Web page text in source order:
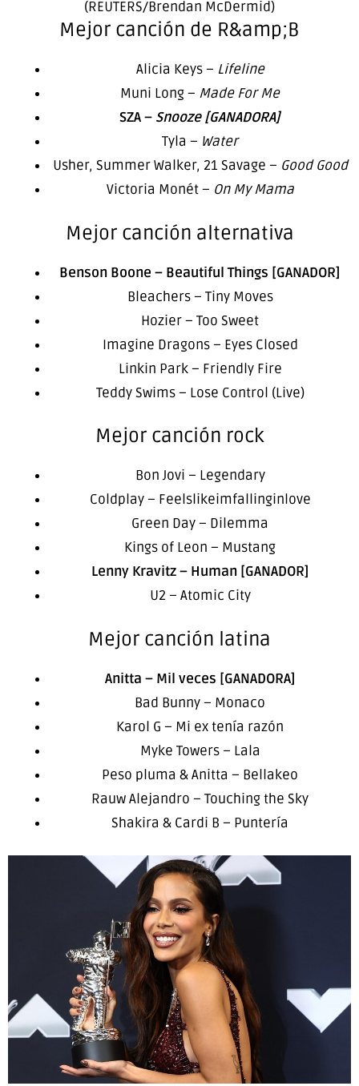
(REUTERS/Brendan McDermid)
Mejor canción de R&amp;B
Alicia Keys – Lifeline
Muni Long – Made For Me
SZA – Snooze [GANADORA]
Tyla – Water
Usher, Summer Walker, 21 Savage – Good Good
Victoria Monét – On My Mama
Mejor canción alternativa
Benson Boone – Beautiful Things [GANADOR]
Bleachers – Tiny Moves
Hozier – Too Sweet
Imagine Dragons – Eyes Closed
Linkin Park – Friendly Fire
Teddy Swims – Lose Control (Live)
Mejor canción rock
Bon Jovi – Legendary
Coldplay – Feelslikeimfallinginlove
Green Day – Dilemma
Kings of Leon – Mustang
Lenny Kravitz – Human [GANADOR]
U2 – Atomic City
Mejor canción latina
Anitta – Mil veces [GANADORA]
Bad Bunny – Monaco
Karol G – Mi ex tenía razón
Myke Towers – Lala
Peso pluma & Anitta – Bellakeo
Rauw Alejandro – Touching the Sky
Shakira & Cardi B – Puntería